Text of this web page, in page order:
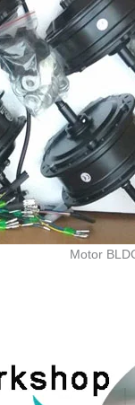
Motor